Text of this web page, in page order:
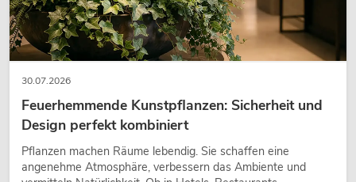
EUROLITE Set LED KLS Laser Bar FX +
M-3 Boxenhochständer
Bestand reicht ca. 12 Wo.
399,00
30.07.2026
Feuerhemmende Kunstpflanzen: Sicherheit und
Design perfekt kombiniert
Pflanzen machen Räume lebendig. Sie schaffen eine
angenehme Atmosphäre, verbessern das Ambiente und